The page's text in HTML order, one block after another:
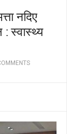
नदिए
स्वास्थ्य